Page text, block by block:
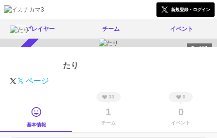
新規登録・ログイン
プレイヤー チーム イベント
491
たり
𝕏 ページ
基本情報
33
1
チーム
0
0
イベント